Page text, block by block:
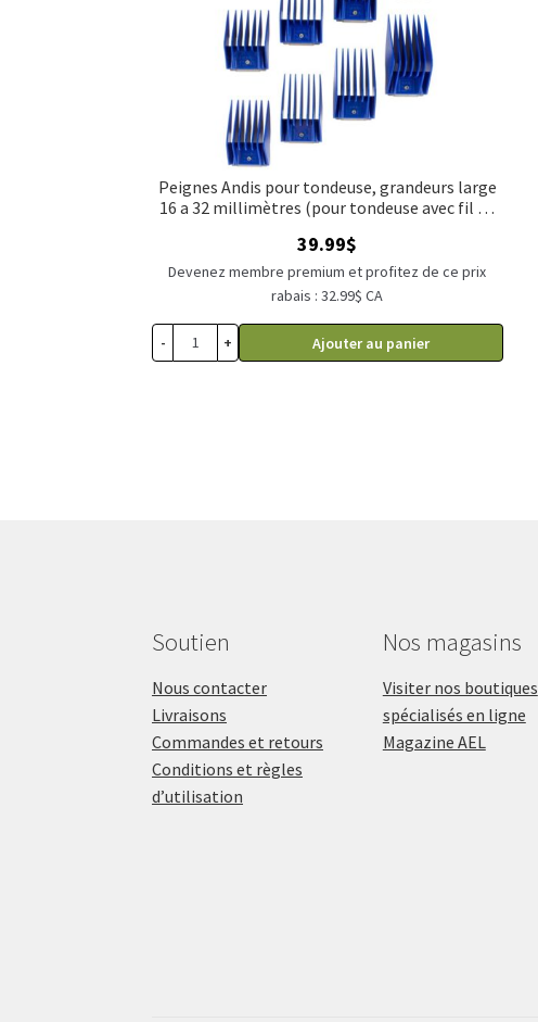
Peignes Andis pour tondeuse, grandeurs large
16 a 32 millimètres (pour tondeuse avec fil ou
39.99$
Devenez membre premium et profitez de ce prix
rabais : 32.99$ CA
- + Ajouter au panier
Soutien
Nous contacter
Livraisons
Commandes et retours
Conditions et règles
d’utilisation
Nos magasins
Visiter nos boutiques
spécialisés en ligne
Magazine AEL